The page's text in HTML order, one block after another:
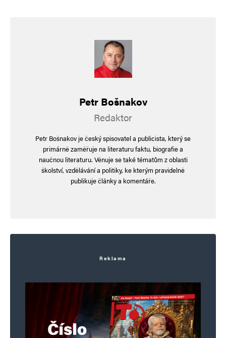
Petr Bošnakov
Redaktor
Petr Bošnakov je český spisovatel a publicista, který se
primárně zaměřuje na literaturu faktu, biografie a
naučnou literaturu. Věnuje se také tématům z oblasti
školství, vzdělávání a politiky, ke kterým pravidelně
publikuje články a komentáře.
Reklama